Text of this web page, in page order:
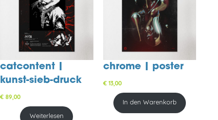
catcontent |
kunst-sieb-druck
€ 89,00
Weiterlesen
chrome | poster
€ 13,00
In den Warenkorb